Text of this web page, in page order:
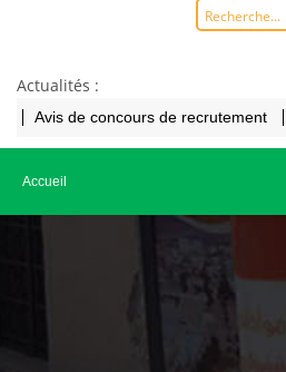
Actualités :
Avis de concours de recrutement
Accueil